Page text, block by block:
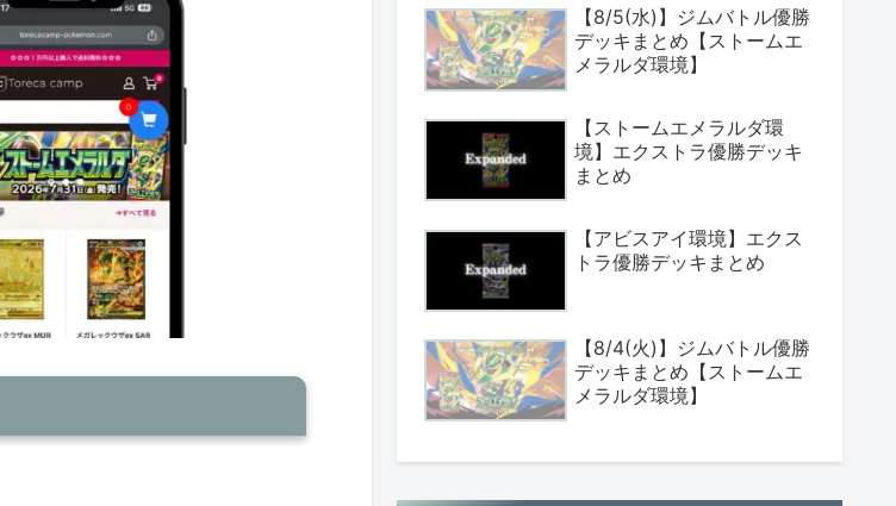
【8/5(水)】ジムバトル優勝
デッキまとめ【ストームエ
メラルダ環境】
【ストームエメラルダ環
境】エクストラ優勝デッキ
まとめ
【アビスアイ環境】エクス
トラ優勝デッキまとめ
【8/4(火)】ジムバトル優勝
デッキまとめ【ストームエ
メラルダ環境】